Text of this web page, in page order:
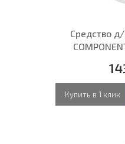
Средство
Купить в 1 клик